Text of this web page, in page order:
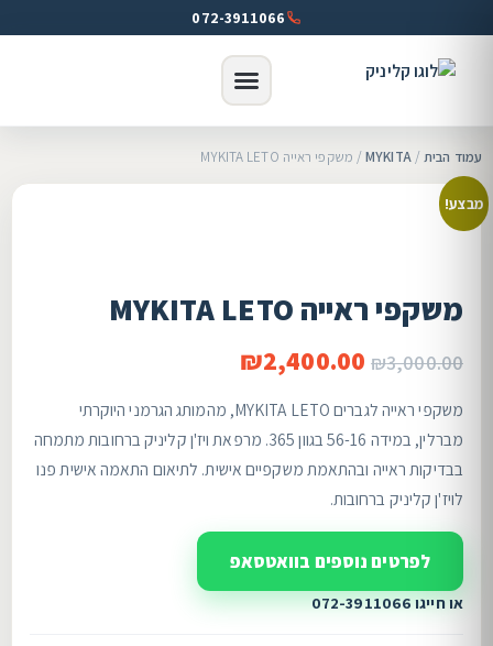
072-3911066
עמוד הבית/
MYKITA/ משקפי ראייה MYKITA LETO
מבצע!
משקפי ראייה MYKITA LETO
₪3,000.00
₪2,400.00
משקפי ראייה לגברים MYKITA LETO, מהמותג הגרמני היוקרתי
מברלין, במידה 56-16 בגוון 365. מרפאת ויז'ן קליניק ברחובות מתמחה
בבדיקות ראייה ובהתאמת משקפיים אישית. לתיאום התאמה אישית פנו
לויז'ן קליניק ברחובות.
לפרטים נוספים בוואטסאפ
או חייגו 072-3911066